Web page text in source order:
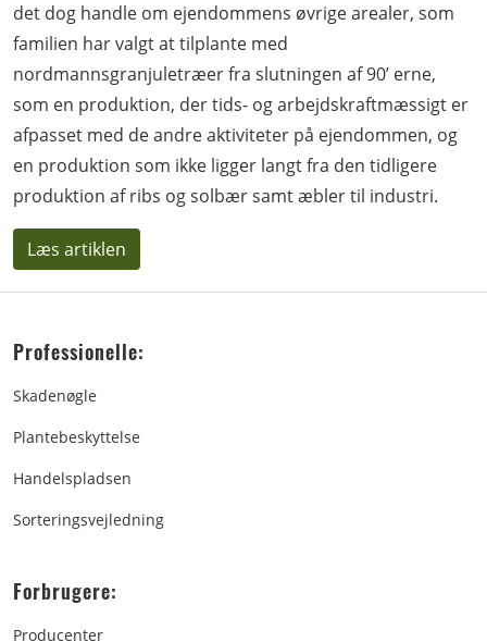
det dog handle om ejendommens øvrige arealer, som
familien har valgt at tilplante med
nordmannsgranjuletræer fra slutningen af 90’ erne,
som en produktion, der tids- og arbejdskraftmæssigt er
afpasset med de andre aktiviteter på ejendommen, og
en produktion som ikke ligger langt fra den tidligere
produktion af ribs og solbær samt æbler til industri.
Læs artiklen
Professionelle:
Skadenøgle
Plantebeskyttelse
Handelspladsen
Sorteringsvejledning
Forbrugere:
Producenter